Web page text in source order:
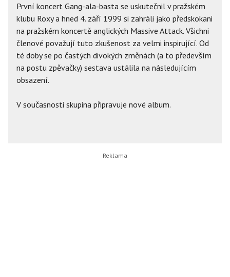
První koncert Gang-ala-basta se uskutečnil v pražském
klubu Roxy a hned 4. září 1999 si zahráli jako předskokani
na pražském koncertě anglických Massive Attack. Všichni
členové považují tuto zkušenost za velmi inspirující. Od
té doby se po častých divokých změnách (a to především
na postu zpěvačky) sestava ustálila na následujícím
obsazení.
V současnosti skupina připravuje nové album.